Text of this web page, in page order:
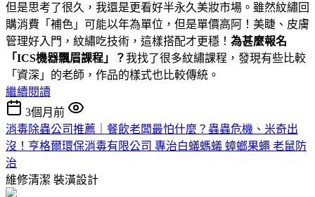
但是思考了很久，我還是更看好半永久美妝市場。雖然紋繡回
購消費「補色」可能以年為單位，但是單價高阿！美睫、皮膚
管理好入門，紋繡吃技術，這樣搭配才更穩！ 為甚麼報名
「ICS機器飄眉課程」？我找了很多紋繡課程，發現有些比較
「資深」的老師，作品的樣式也比較傳統。
繼續閱讀
3個月前
消毒除蟲公司推薦｜餐飲老闆最怕什麼？蟲蟲危機、米奇出
沒！亨格爾環保消毒有限公司 專治白蟻螞蟻 蟑螂果蠅 老鼠防
治
維修清潔 裝潢設計